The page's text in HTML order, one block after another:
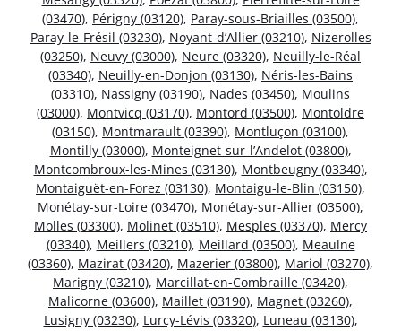
(03470), Périgny (03120), Paray-sous-Briailles (03500),
Paray-le-Frésil (03230), Noyant-d’Allier (03210), Nizerolles
(03250), Neuvy (03000), Neure (03320), Neuilly-le-Réal
(03340), Neuilly-en-Donjon (03130), Néris-les-Bains
(03310), Nassigny (03190), Nades (03450), Moulins
(03000), Montvicq (03170), Montord (03500), Montoldre
(03150), Montmarault (03390), Montluçon (03100),
Montilly (03000), Monteignet-sur-l’Andelot (03800),
Montcombroux-les-Mines (03130), Montbeugny (03340),
Montaiguët-en-Forez (03130), Montaigu-le-Blin (03150),
Monétay-sur-Loire (03470), Monétay-sur-Allier (03500),
Molles (03300), Molinet (03510), Mesples (03370), Mercy
(03340), Meillers (03210), Meillard (03500), Meaulne
(03360), Mazirat (03420), Mazerier (03800), Mariol (03270),
Marigny (03210), Marcillat-en-Combraille (03420),
Malicorne (03600), Maillet (03190), Magnet (03260),
Lusigny (03230), Lurcy-Lévis (03320), Luneau (03130),